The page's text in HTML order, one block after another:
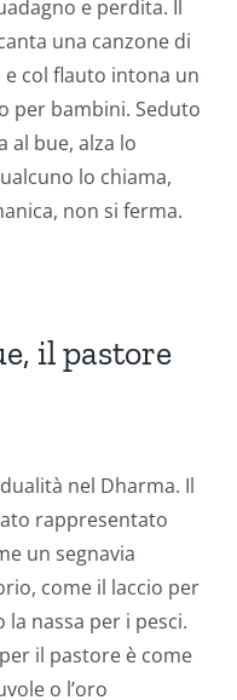
e perdita. Il
una canzone di
e col flauto intona un
per bambini. Seduto
al bue, alza lo
lo chiama,
non si ferma.
il pastore
dualità nel Dharma. Il
rappresentato
un segnavia
come il laccio per
la nassa per i pesci.
il pastore è come
o l’oro